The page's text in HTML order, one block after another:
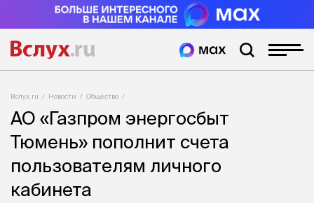
Вслух.ru Новости Общество
АО «Газпром энергосбыт
Тюмень» пополнит счета
пользователям личного
кабинета